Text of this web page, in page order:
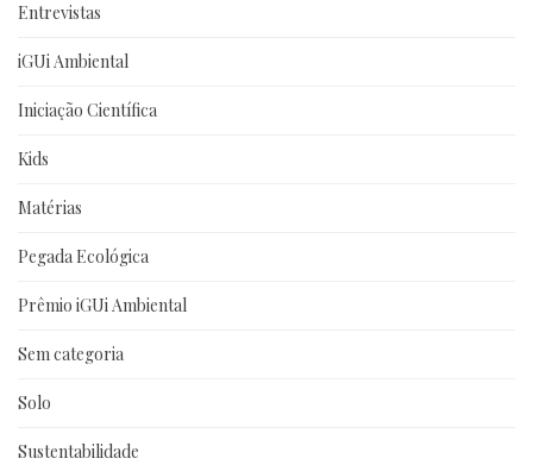
Entrevistas
iGUi Ambiental
Iniciação Científica
Kids
Matérias
Pegada Ecológica
Prêmio iGUi Ambiental
Sem categoria
Solo
Sustentabilidade